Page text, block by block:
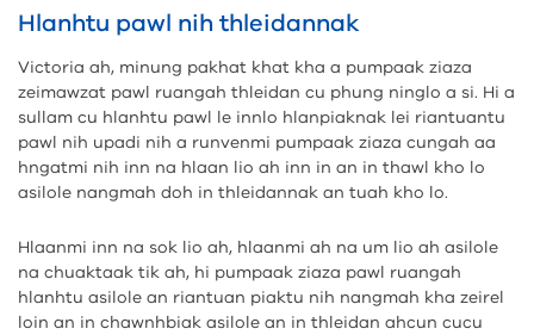
Hlanhtu pawl nih thleidannak
Victoria ah, minung pakhat khat kha a pumpaak ziaza
zeimawzat pawl ruangah thleidan cu phung ninglo a si. Hi a
sullam cu hlanhtu pawl le innlo hlanpiaknak lei riantuantu
pawl nih upadi nih a runvenmi pumpaak ziaza cungah aa
hngatmi nih inn na hlaan lio ah inn in an in thawl kho lo
asilole nangmah doh in thleidannak an tuah kho lo.
Hlaanmi inn na sok lio ah, hlaanmi ah na um lio ah asilole
na chuaktaak tik ah, hi pumpaak ziaza pawl ruangah
hlanhtu asilole an riantuan piaktu nih nangmah kha zeirel
loin an in chawnhbiak asilole an in thleidan ahcun cucu